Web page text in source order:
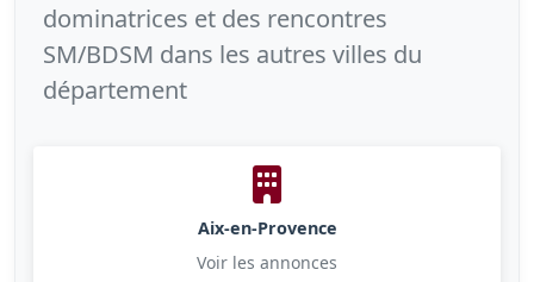
dominatrices et des rencontres
SM/BDSM dans les autres villes du
département
Aix-en-Provence
Voir les annonces